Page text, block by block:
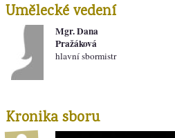
Umělecké vedení
Mgr. Dana
Pražáková
hlavní sbormistr
Kronika sboru